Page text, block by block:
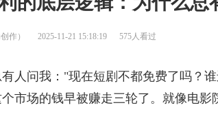
作） 2025-11-21 15:18:19 575人看过
人问我："现在短剧不都免费了吗？
市场的钱早被赚走三轮了。就像电